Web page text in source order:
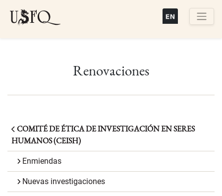
Renovaciones
COMITÉ DE ÉTICA DE INVESTIGACIÓN EN SERES
HUMANOS (CEISH)
Enmiendas
Nuevas investigaciones